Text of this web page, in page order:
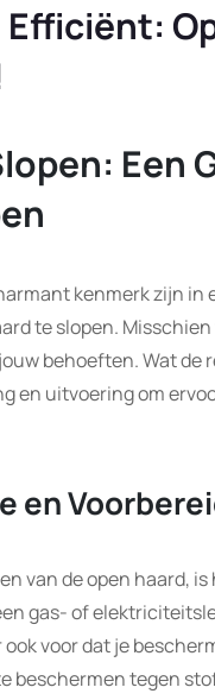
Efficiënt:
Een
kenmerk zijn
te slopen.
behoeften. Wat de
en uitvoering om
en
van de open haard,
gas- of
voor dat je
beschermen tegen